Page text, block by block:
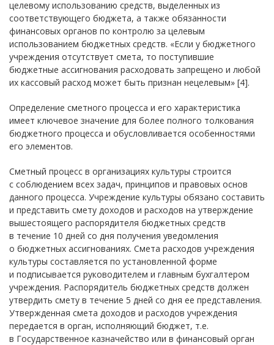
целевому использованию средств, выделенных из
соответствующего бюджета, а также обязанности
финансовых органов по контролю за целевым
использованием бюджетных средств. «Если у бюджетного
учреждения отсутствует смета, то поступившие
бюджетные ассигнования расходовать запрещено и любой
их кассовый расход может быть признан нецелевым» [4].
Определение сметного процесса и его характеристика
имеет ключевое значение для более полного толкования
бюджетного процесса и обусловливается особенностями
его элементов.
Сметный процесс в организациях культуры строится
с соблюдением всех задач, принципов и правовых основ
данного процесса. Учреждение культуры обязано составить
и представить смету доходов и расходов на утверждение
вышестоящего распорядителя бюджетных средств
в течение 10 дней со дня получения уведомления
о бюджетных ассигнованиях. Смета расходов учреждения
культуры составляется по установленной форме
и подписывается руководителем и главным бухгалтером
учреждения. Распорядитель бюджетных средств должен
утвердить смету в течение 5 дней со дня ее представления.
Утвержденная смета доходов и расходов учреждения
передается в орган, исполняющий бюджет, т.е.
в Государственное казначейство или в финансовый орган